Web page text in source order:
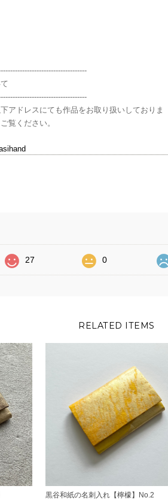
アドレスにても作品をお取り扱いしておりま
覧ください。
27 0
RELATED ITEMS
黒谷和紙の名刺入れ【檸檬】No.2